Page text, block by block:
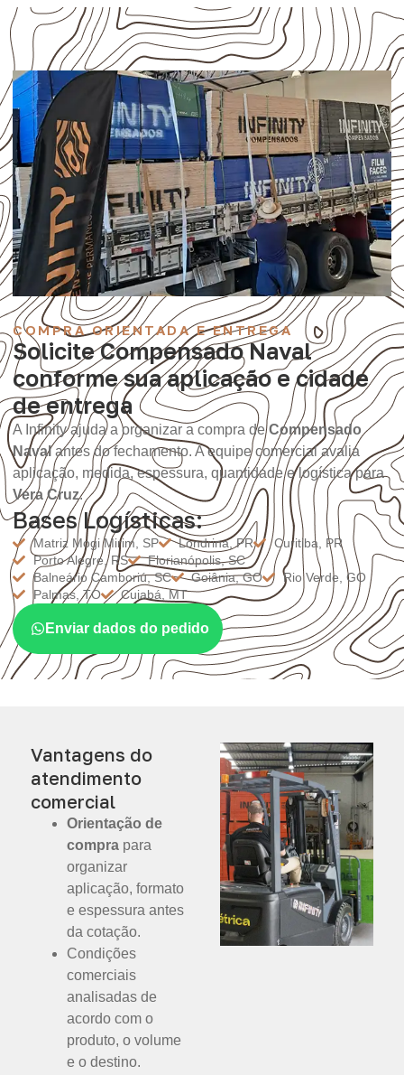
COMPRA ORIENTADA E ENTREGA
Solicite Compensado Naval
conforme sua aplicação e cidade
de entrega
A Infinity ajuda a organizar a compra deCompensado
Navalantes do fechamento. A equipe comercial avalia
aplicação, medida, espessura, quantidade e logística para
Vera Cruz.
Bases Logísticas:
Matriz Mogi Mirim, SP Londrina, PR
Curitiba, PR
Porto Alegre, RS
Florianópolis, SC
Balneário Camboriú, SC
Goiânia, GO
Rio Verde, GO
Palmas, TO
Cuiabá, MT
Enviar dados do pedido
Vantagens do
atendimento
comercial
Orientação de
compra para
organizar
aplicação, formato
e espessura antes
da cotação.
Condições
comerciais
analisadas de
acordo com o
produto, o volume
e o destino.